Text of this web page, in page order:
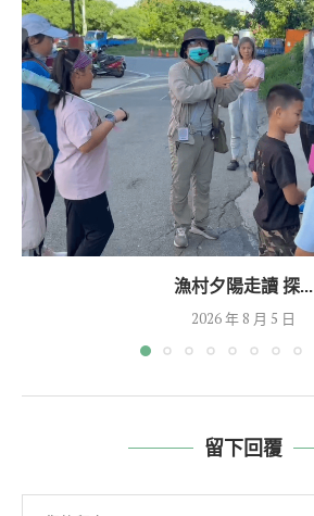
漁村夕陽走讀 探...
2026 年 8 月 5 日
留下回覆